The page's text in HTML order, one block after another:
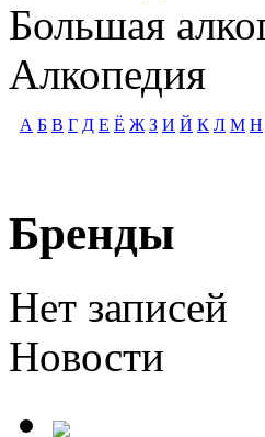
Большая
Алкопедия
А Б В Г Д Е Ё Ж З И Й К Л М Н
Бренды
Нет записей
Новости